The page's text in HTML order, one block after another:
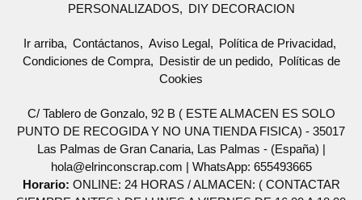
PERSONALIZADOS
DIY DECORACION
Ir arriba Contáctanos Aviso Legal
Política de Privacidad
Condiciones de Compra
Desistir de un pedido
Políticas de
Cookies
C/ Tablero de Gonzalo, 92 B ( ESTE ALMACEN ES SOLO
PUNTO DE RECOGIDA Y NO UNA TIENDA FISICA) - 35017
Las Palmas de Gran Canaria, Las Palmas - (España) |
hola@elrinconscrap.com | WhatsApp: 655493665
Horario: ONLINE: 24 HORAS / ALMACEN: ( CONTACTAR